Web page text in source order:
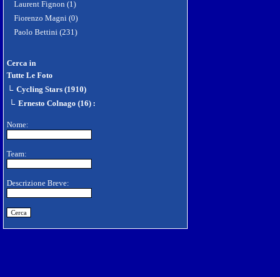
Laurent Fignon (1)
Fiorenzo Magni (0)
Paolo Bettini (231)
Cerca in
Tutte Le Foto
Cycling Stars (1910)
Ernesto Colnago (16) :
Nome:
Team:
Descrizione Breve: